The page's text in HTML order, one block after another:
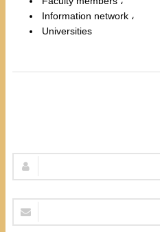
Information network
Universities